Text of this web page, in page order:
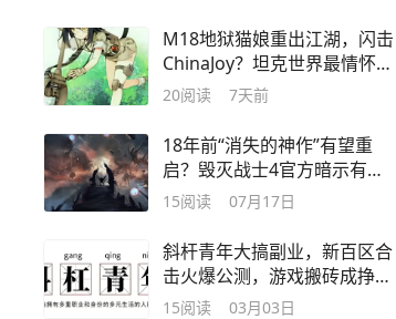
M18地狱猫娘重出江湖，闪击
ChinaJoy？坦克世界最情怀二
创回来了
20阅读 7天前
18年前“消失的神作”有望重
启？毁灭战士4官方暗示有能
力完工
15阅读 07月17日
斜杆青年大搞副业，新百区合
击火爆公测，游戏搬砖成挣钱
新风口
15阅读 03月03日